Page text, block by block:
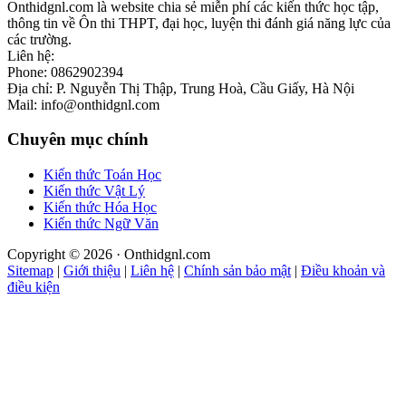
Onthidgnl.com là website chia sẻ miễn phí các kiến thức học tập,
thông tin về Ôn thi THPT, đại học, luyện thi đánh giá năng lực của
các trường.
Liên hệ:
Phone: 0862902394
Địa chỉ: P. Nguyễn Thị Thập, Trung Hoà, Cầu Giấy, Hà Nội
Mail: info@onthidgnl.com
Chuyên mục chính
Kiến thức Toán Học
Kiến thức Vật Lý
Kiến thức Hóa Học
Kiến thức Ngữ Văn
Copyright © 2026 · Onthidgnl.com
Sitemap | Giới thiệu | Liên hệ | Chính sản bảo mật | Điều khoản và
điều kiện